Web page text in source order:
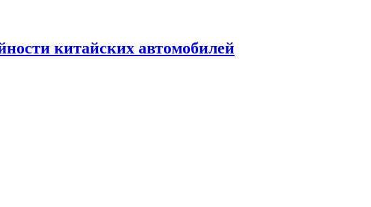
китайских автомобилей